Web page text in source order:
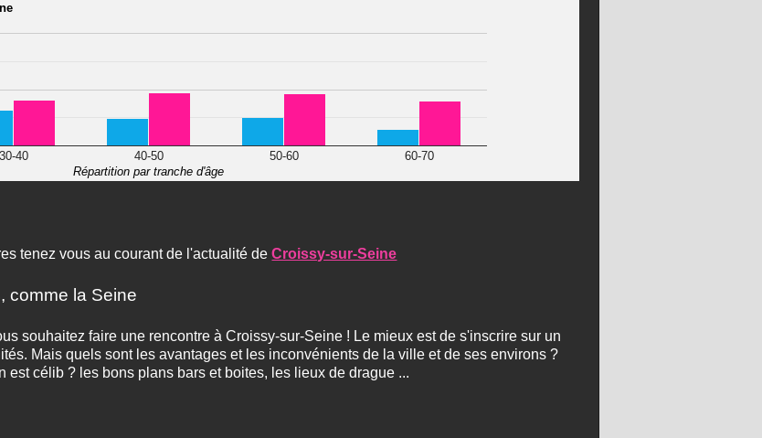
30-40 40-50 50-60 60-70
Répartition par tranche d'âge
tenez vous au courant de l'actualité deCroissy-sur-Seine
comme la Seine
souhaitez faire une rencontre à Croissy-sur-Seine ! Le mieux est de s'inscrire sur un
Mais quels sont les avantages et les inconvénients de la ville et de ses environs ?
est célib ? les bons plans bars et boites, les lieux de drague ...